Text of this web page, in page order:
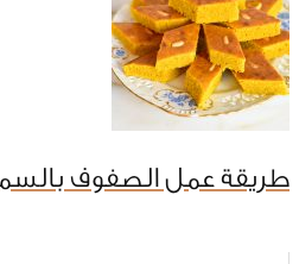
طريقة عمل الصفوف